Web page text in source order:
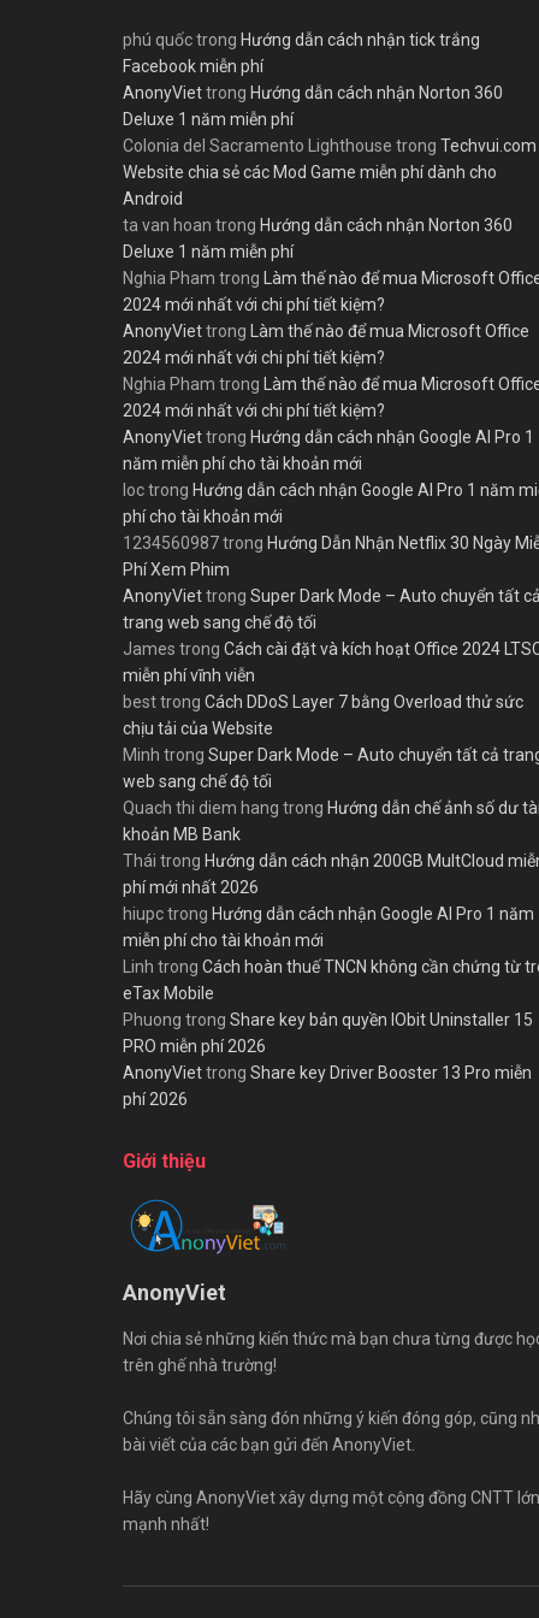
phú quốctrong Hướng dẫn cách nhận tick trắng
Facebook miễn phí
AnonyViettrong Hướng dẫn cách nhận Norton 360
Deluxe 1 năm miễn phí
Colonia del Sacramento Lighthouse trong Techvui.com
Website chia sẻ các Mod Game miễn phí dành cho
Android
ta van hoan trong Hướng dẫn cách nhận Norton 360
Deluxe 1 năm miễn phí
Nghia Pham trong Làm thế nào để mua Microsoft
2024 mới nhất với chi phí tiết kiệm?
AnonyViettrong Làm thế nào để mua Microsoft Office
2024 mới nhất với chi phí tiết kiệm?
Nghia Pham trong Làm thế nào để mua Microsoft
2024 mới nhất với chi phí tiết kiệm?
AnonyViettrong Hướng dẫn cách nhận Google AI Pro 1
năm miễn phí cho tài khoản mới
loctrong Hướng dẫn cách nhận Google AI Pro 1 năm
phí cho tài khoản mới
1234560987trong Hướng Dẫn Nhận Netflix 30 Ngày
Phí Xem Phim
AnonyViettrong Super Dark Mode – Auto chuyển tất cả
trang web sang chế độ tối
James trong Cách cài đặt và kích hoạt Office 2024
miễn phí vĩnh viễn
besttrong Cách DDoS Layer 7 bằng Overload thử sức
chịu tải của Website
Minh trong Super Dark Mode – Auto chuyển tất cả
web sang chế độ tối
Quach thi diem hang trong Hướng dẫn chế ảnh số dư tài
khoản MB Bank
Thái trong Hướng dẫn cách nhận 200GB MultCloud
phí mới nhất 2026
hiupctrong Hướng dẫn cách nhận Google AI Pro 1 năm
miễn phí cho tài khoản mới
Linh trong Cách hoàn thuế TNCN không cần chứng từ
eTax Mobile
Phuong trong Share key bản quyền IObit Uninstaller 15
PRO miễn phí 2026
AnonyViettrong Share key Driver Booster 13 Pro miễn
phí 2026
Giới thiệu
AnonyViet
Nơi chia sẻ những kiến thức mà bạn chưa từng được
trên ghế nhà trường!
Chúng tôi sẵn sàng đón những ý kiến đóng góp, cũng
bài viết của các bạn gửi đến AnonyViet.
Hãy cùng AnonyViet xây dựng một cộng đồng CNTT lớn
mạnh nhất!